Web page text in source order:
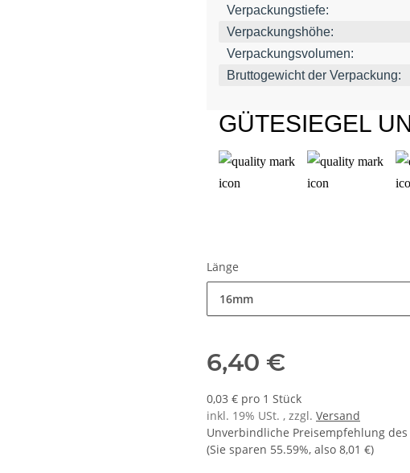
Verpackungstiefe:
Verpackungshöhe:
Verpackungsvolumen:
Bruttogewicht der Verpackung:
GÜTESIEGEL
Länge
16mm
6,40 €
0,03 € pro 1 Stück
inkl. 19% USt. , zzgl. Versand
Unverbindliche Preisempfehlung
(Sie sparen 55.59%, also 8,01 €)